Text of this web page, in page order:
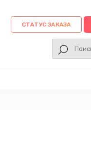
СТАТУС ЗАКАЗА